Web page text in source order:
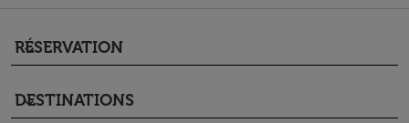
RÉSERVATION
keyboard_arrow_down
DESTINATIONS
keyboard_arrow_down